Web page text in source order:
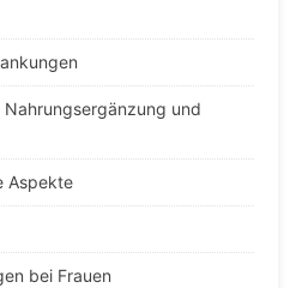
und
Aspekte
bei Frauen